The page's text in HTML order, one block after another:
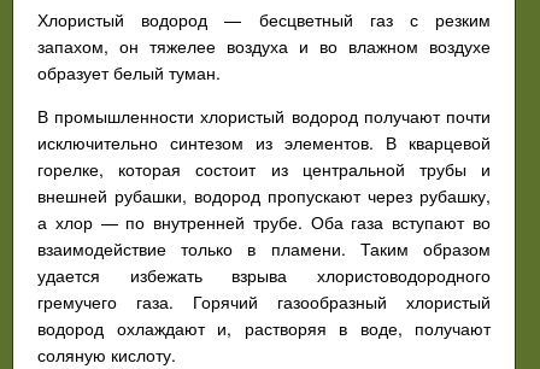
Хлористый водород — бесцветный газ с резким
запахом, он тяжелее воздуха и во влажном воздухе
образует белый туман.
В промышленности хлористый водород получают почти
исключительно синтезом из элементов. В кварцевой
горелке, которая состоит из центральной трубы и
внешней рубашки, водород пропускают через рубашку,
а хлор — по внутренней трубе. Оба газа вступают во
взаимодействие только в пламени. Таким образом
удается избежать взрыва хлористоводородного
гремучего газа. Горячий газообразный хлористый
водород охлаждают и, растворяя в воде, получают
соляную кислоту.